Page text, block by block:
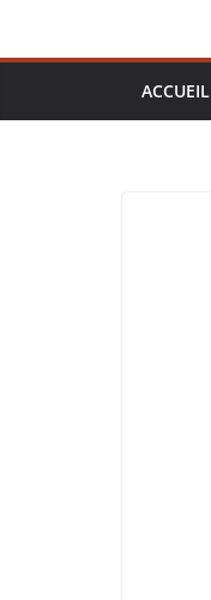
ACCUEIL